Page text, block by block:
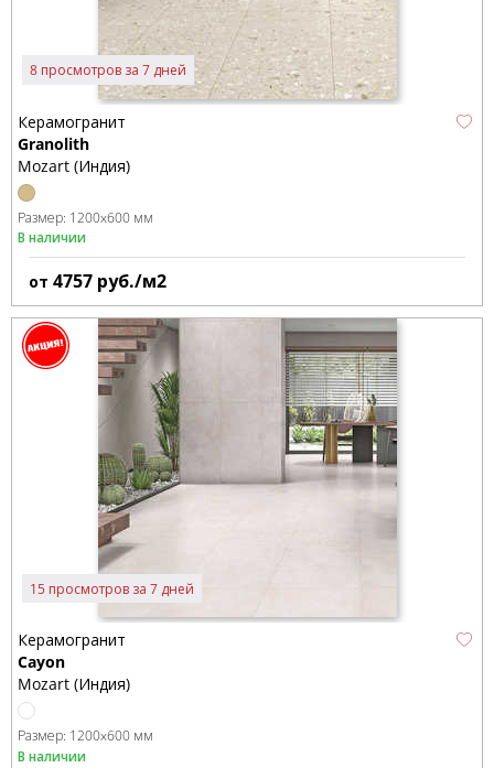
8 просмотров за 7 дней
Керамогранит
Granolith
Mozart (Индия)
Размер: 1200x600 мм
В наличии
от 4757 руб./м2
15 просмотров за 7 дней
Керамогранит
Cayon
Mozart (Индия)
Размер: 1200x600 мм
В наличии